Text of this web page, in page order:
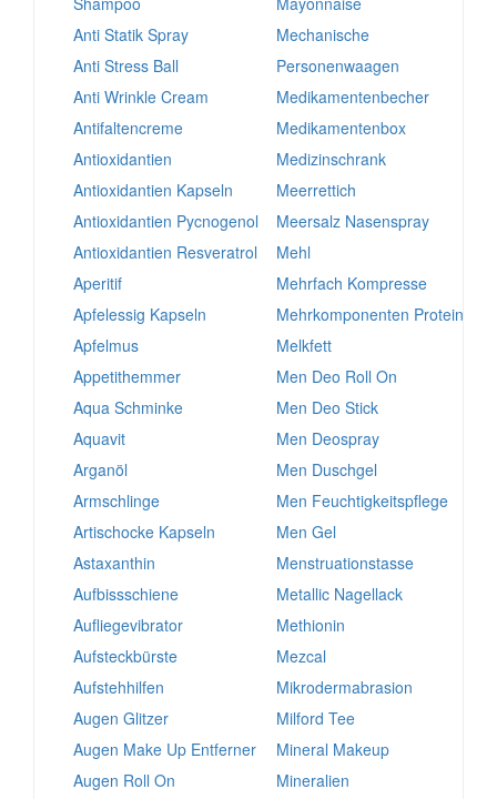
Anti Statik Spray
Anti Stress Ball
Anti Wrinkle Cream
Antifaltencreme
Antioxidantien
Antioxidantien Kapseln
Antioxidantien Pycnogenol
Antioxidantien Resveratrol
Aperitif
Apfelessig Kapseln
Apfelmus
Appetithemmer
Aqua Schminke
Aquavit
Arganöl
Armschlinge
Artischocke Kapseln
Astaxanthin
Aufbissschiene
Aufliegevibrator
Aufsteckbürste
Aufstehhilfen
Augen Glitzer
Augen Make Up Entferner
Augen Roll On
Mechanische
Personenwaagen
Medikamentenbecher
Medikamentenbox
Medizinschrank
Meerrettich
Meersalz Nasenspray
Mehl
Mehrfach Kompresse
Mehrkomponenten Protein
Melkfett
Men Deo Roll On
Men Deo Stick
Men Deospray
Men Duschgel
Men Feuchtigkeitspflege
Men Gel
Menstruationstasse
Metallic Nagellack
Methionin
Mezcal
Mikrodermabrasion
Milford Tee
Mineral Makeup
Mineralien